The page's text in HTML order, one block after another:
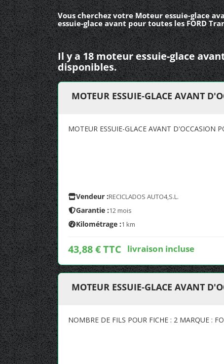
Vous cherchez votre Moteur essuie-glace
essuie-glace avant pour toutes les FORD
Il y a 18 moteur essuie-glace
disponibles.
MOTEUR ESSUIE-GLACE AVANT
MOTEUR ESSUIE-GLACE AVANT D'OCCASION
Vendeur :RECICLADOS AUTO4,S.L.
Garantie :12 mois
Kilométrage :1 km
43,88 € TTC livraison incluse
MOTEUR ESSUIE-GLACE AVANT
NOMBRE DE FILS POUR FICHE : 2 MARQUE :